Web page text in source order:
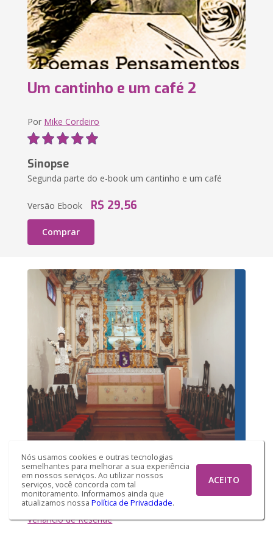
Nós usamos cookies e outras tecnologias
semelhantes para melhorar a sua experiência
em nossos serviços. Ao utilizar nossos
serviços, você concorda com tal
monitoramento. Informamos ainda que
atualizamos nossa Política de Privacidade.
ACEITO
Um cantinho e um café 2
Por Mike Cordeiro
Sinopse
Segunda parte do e-book um cantinho e um café
Versão Ebook R$ 29,56
Comprar
Arte Sacra em São João del-Rei
Um Arranjo Produtivo Local
Venâncio de Resende